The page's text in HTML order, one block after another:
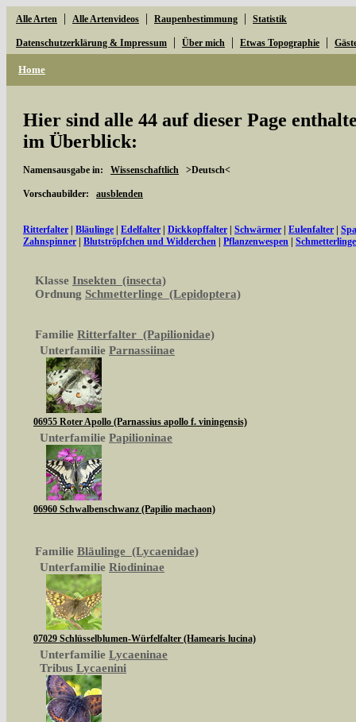
Alle Arten | Alle Artenvideos | Raupenbestimmung | Statistik
Datenschutzerklärung & Impressum | Über mich | Etwas Topographie |
Home
Hier sind alle 44 auf dieser Page
im Überblick:
Namensausgabe in: Wissenschaftlich >Deutsch<
Vorschaubilder: ausblenden
Ritterfalter Bläulinge Edelfalter Dickkopffalter Schwärmer Eulenfalter
Zahnspinner
Blutströpfchen und Widderchen Pflanzenwespen
Klasse Insekten (insecta)
Ordnung Schmetterlinge (Lepidoptera)
Familie Ritterfalter (Papilionidae)
Unterfamilie Parnassiinae
06955 Roter Apollo (Parnassius apollo f. viningensis)
Unterfamilie Papilioninae
06960 Schwalbenschwanz (Papilio machaon)
Familie Bläulinge (Lycaenidae)
Unterfamilie Riodininae
07029 Schlüsselblumen-Würfelfalter (Hamearis lucina)
Unterfamilie Lycaeninae
Tribus Lycaenini